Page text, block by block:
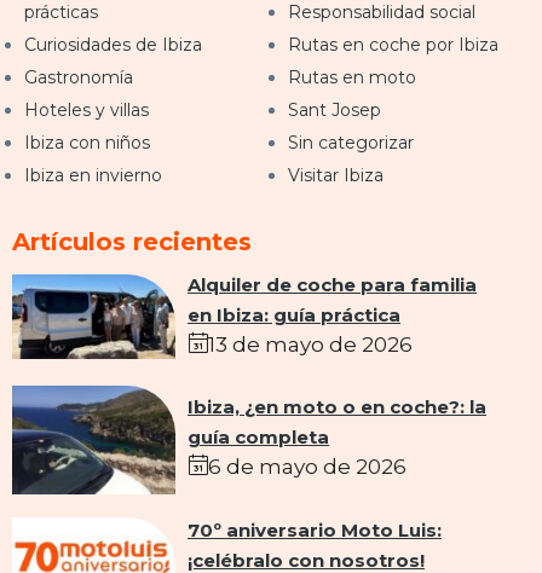
prácticas
Curiosidades de Ibiza
Gastronomía
Hoteles y villas
Ibiza con niños
Ibiza en invierno
Responsabilidad social
Rutas en coche por Ibiza
Rutas en moto
Sant Josep
Sin categorizar
Visitar Ibiza
Artículos recientes
Alquiler de coche para familia
en Ibiza: guía práctica
13 de mayo de 2026
Ibiza, ¿en moto o en coche?: la
guía completa
6 de mayo de 2026
70º aniversario Moto Luis:
¡celébralo con nosotros!